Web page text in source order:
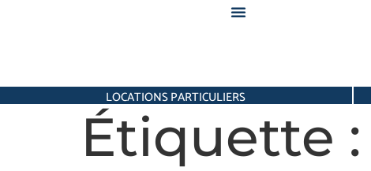
LOCATIONS PARTICULIERS
Étiquette :